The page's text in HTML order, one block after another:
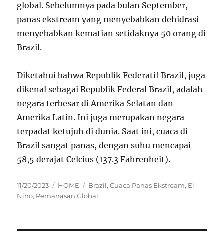
global. Sebelumnya pada bulan September,
panas ekstream yang menyebabkan dehidrasi
menyebabkan kematian setidaknya 50 orang di
Brazil.
Diketahui bahwa Republik Federatif Brazil, juga
dikenal sebagai Republik Federal Brazil, adalah
negara terbesar di Amerika Selatan dan
Amerika Latin. Ini juga merupakan negara
terpadat ketujuh di dunia. Saat ini, cuaca di
Brazil sangat panas, dengan suhu mencapai
58,5 derajat Celcius (137.3 Fahrenheit).
Posted
on
11/20/2023 Categories
HOME Tags
Brazil,Cuaca Panas Ekstream, El
Nino, Pemanasan Global